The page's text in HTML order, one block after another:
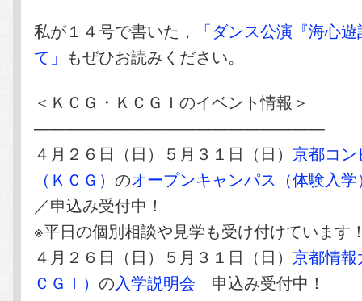
私が１４号で書いた，
「ダンス公演『海心
て」 もぜひお読みください。
＜ＫＣＧ・ＫＣＧＩのイベント情報＞
——————————————————
４月２６日（日）５月３１日（日） 京都コ
（ＫＣＧ）のオープンキャンパス（体験入学
／申込み受付中！
※平日の個別相談や見学も受け付けています
４月２６日（日）５月３１日（日） 京都情
ＣＧＩ）の入学説明会 申込み受付中！